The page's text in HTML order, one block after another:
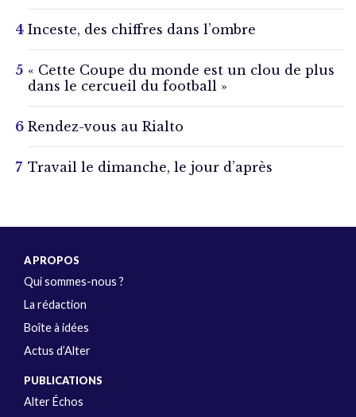
Inceste, des chiffres dans l’ombre
« Cette Coupe du monde est un clou de plus
dans le cercueil du football »
Rendez-vous au Rialto
Travail le dimanche, le jour d’après
A PROPOS
Qui sommes-nous ?
La rédaction
Boîte à idées
Actus d’Alter
PUBLICATIONS
Alter Échos